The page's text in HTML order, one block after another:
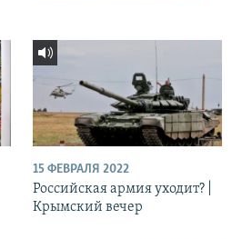
15 ФЕВРАЛЯ 2022
Российская армия уходит? |
Крымский вечер